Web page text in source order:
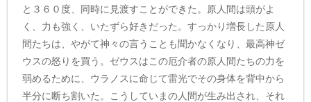
と３６０度、同時に見渡すことができた。原人間は頭がよ
く、力も強く、いたずら好きだった。すっかり増長した原人
間たちは、やがて神々の言うことも聞かなくなり、最高神ゼ
ウスの怒りを買う。ゼウスはこの厄介者の原人間たちの力を
弱めるために、ウラノスに命じて雷光でその身体を背中から
半分に断ち割いた。こうしていまの人間が生み出され、それ